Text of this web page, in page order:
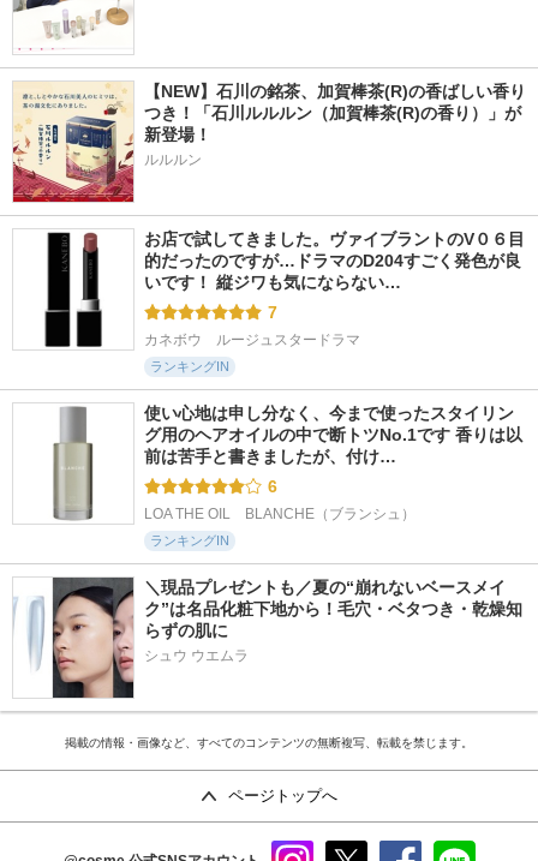
【NEW】石川の銘茶、加賀棒茶(R)の香ばしい香り
つき！「石川ルルルン（加賀棒茶(R)の香り）」が
新登場！
ルルルン
お店で試してきました。ヴァイブラントのV０６目
的だったのですが…ドラマのD204すごく発色が良
いです！ 縦ジワも気にならない…
7
カネボウ　ルージュスタードラマ
ランキングIN
使い心地は申し分なく、今まで使ったスタイリン
グ用のヘアオイルの中で断トツNo.1です 香りは以
前は苦手と書きましたが、付け…
6
LOA THE OIL　BLANCHE（ブランシュ）
ランキングIN
＼現品プレゼントも／夏の“崩れないベースメイ
ク”は名品化粧下地から！毛穴・ベタつき・乾燥知
らずの肌に
シュウ ウエムラ
掲載の情報・画像など、すべてのコンテンツの無断複写、転載を禁じます。
ページトップへ